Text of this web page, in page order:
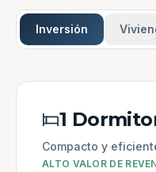
Inversión
1
Compacto y
ALTO VALOR DE